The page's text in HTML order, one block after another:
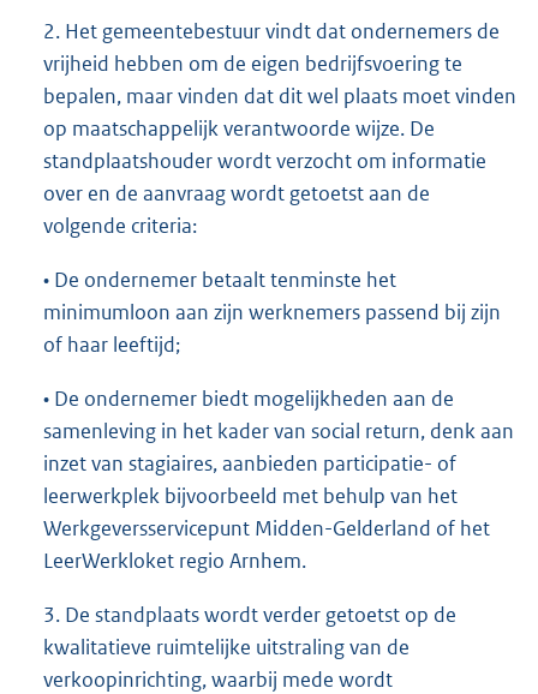
2. Het gemeentebestuur vindt dat ondernemers de
vrijheid hebben om de eigen bedrijfsvoering te
bepalen, maar vinden dat dit wel plaats moet vinden
op maatschappelijk verantwoorde wijze. De
standplaatshouder wordt verzocht om informatie
over en de aanvraag wordt getoetst aan de
volgende criteria:
• De ondernemer betaalt tenminste het
minimumloon aan zijn werknemers passend bij zijn
of haar leeftijd;
• De ondernemer biedt mogelijkheden aan de
samenleving in het kader van social return, denk aan
inzet van stagiaires, aanbieden participatie- of
leerwerkplek bijvoorbeeld met behulp van het
Werkgeversservicepunt Midden-Gelderland of het
LeerWerkloket regio Arnhem.
3. De standplaats wordt verder getoetst op de
kwalitatieve ruimtelijke uitstraling van de
verkoopinrichting, waarbij mede wordt